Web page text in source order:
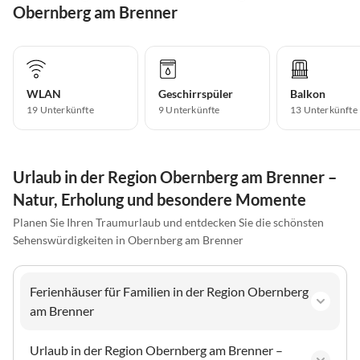
Obernberg am Brenner
WLAN
19 Unterkünfte
Geschirrspüler
9 Unterkünfte
Balkon
13 Unterkünfte
Urlaub in der Region Obernberg am Brenner –
Natur, Erholung und besondere Momente
Planen Sie Ihren Traumurlaub und entdecken Sie die schönsten
Sehenswürdigkeiten in Obernberg am Brenner
Ferienhäuser für Familien in der Region Obernberg
am Brenner
Urlaub in der Region Obernberg am Brenner –